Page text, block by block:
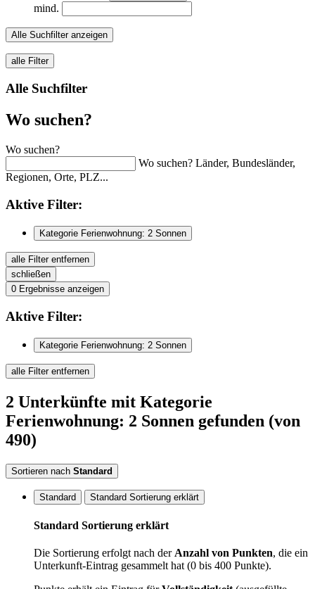
mind.
Alle Suchfilter anzeigen
alle Filter
Alle Suchfilter
Wo suchen?
Wo suchen?
Wo suchen? Länder, Bundesländer,
Regionen, Orte, PLZ...
Aktive Filter:
Kategorie Ferienwohnung: 2 Sonnen
alle Filter entfernen
schließen
0 Ergebnisse anzeigen
Aktive Filter:
Kategorie Ferienwohnung: 2 Sonnen
alle Filter entfernen
2 Unterkünfte mit Kategorie
Ferienwohnung: 2 Sonnen gefunden (von
490)
Sortieren nach Standard
Standard Standard Sortierung erklärt
Standard Sortierung erklärt
Die Sortierung erfolgt nach derAnzahl von Punkten, die ein
Unterkunft-Eintrag gesammelt hat (0 bis 400 Punkte).